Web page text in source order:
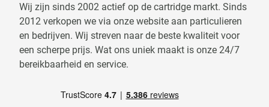
Wij zijn sinds 2002 actief op de cartridge markt. Sinds
2012 verkopen we via onze website aan particulieren
en bedrijven. Wij streven naar de beste kwaliteit voor
een scherpe prijs. Wat ons uniek maakt is onze 24/7
bereikbaarheid en service.